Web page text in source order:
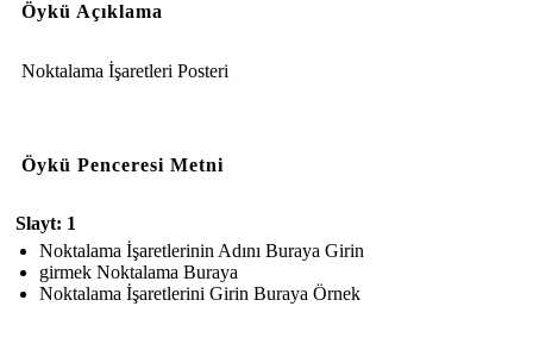
Öykü Açıklama
Noktalama İşaretleri Posteri
Öykü Penceresi Metni
Slayt: 1
Noktalama İşaretlerinin Adını Buraya Girin
girmek Noktalama Buraya
Noktalama İşaretlerini Girin Buraya Örnek